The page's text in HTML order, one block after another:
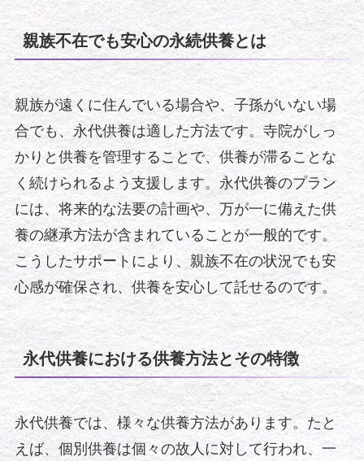
親族不在でも安心の永続供養とは
親族が遠くに住んでいる場合や、子孫がいない場
合でも、永代供養は適した方法です。寺院がしっ
かりと供養を管理することで、供養が滞ることな
く続けられるよう支援します。永代供養のプラン
には、将来的な法要の計画や、万が一に備えた供
養の継承方法が含まれていることが一般的です。
こうしたサポートにより、親族不在の状況でも安
心感が確保され、供養を安心して託せるのです。
永代供養における供養方法とその特徴
永代供養では、様々な供養方法があります。たと
えば、個別供養は個々の故人に対して行われ、一